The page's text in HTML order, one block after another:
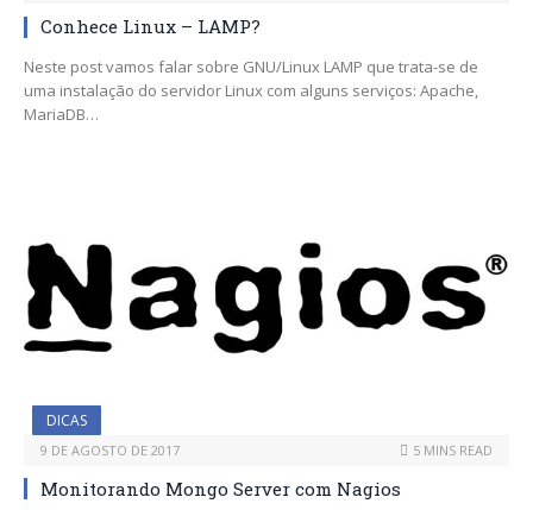
Conhece Linux – LAMP?
Neste post vamos falar sobre GNU/Linux LAMP que trata-se de
uma instalação do servidor Linux com alguns serviços: Apache,
MariaDB…
DICAS
9 DE AGOSTO DE 2017 5 MINS READ
Monitorando Mongo Server com Nagios